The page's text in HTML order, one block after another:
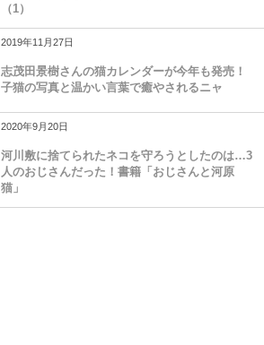
（1）
2019年11月27日
志茂田景樹さんの猫カレンダーが今年も発売！
子猫の写真と温かい言葉で癒やされるニャ
2020年9月20日
河川敷に捨てられたネコを守ろうとしたのは…3
人のおじさんだった！書籍「おじさんと河原
猫」